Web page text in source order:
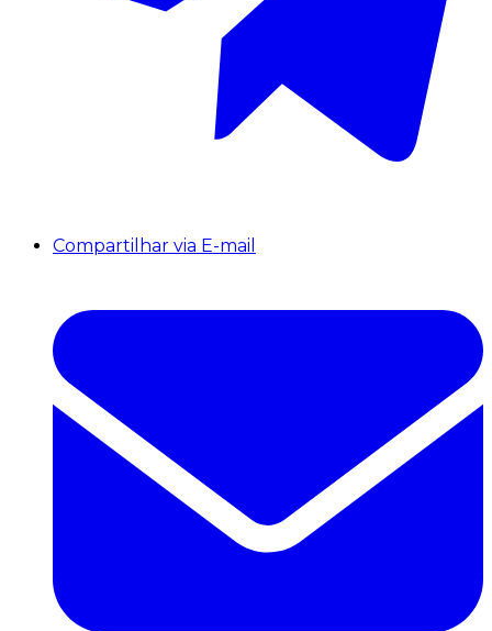
Compartilhar via E-mail